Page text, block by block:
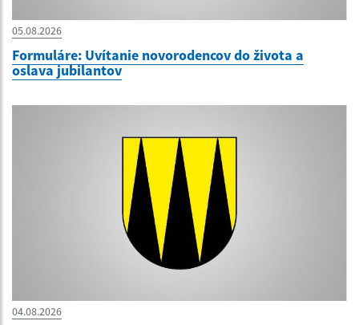
05.08.2026
Formuláre: Uvítanie novorodencov do života a
oslava jubilantov
04.08.2026